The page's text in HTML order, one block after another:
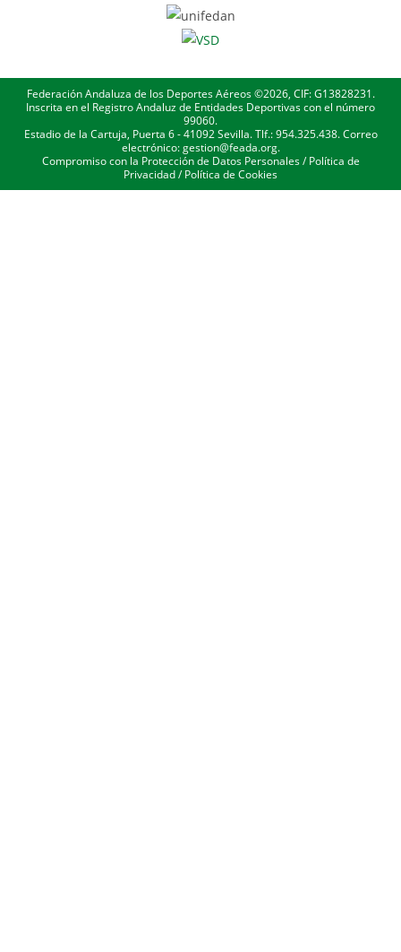
Federación Andaluza de los Deportes Aéreos ©2026, CIF: G13828231.
Inscrita en el Registro Andaluz de Entidades Deportivas con el número
99060.
Estadio de la Cartuja, Puerta 6 - 41092 Sevilla. Tlf.: 954.325.438. Correo
electrónico: gestion@feada.org.
Compromiso con la Protección de Datos Personales/Política de
Privacidad/Política de Cookies